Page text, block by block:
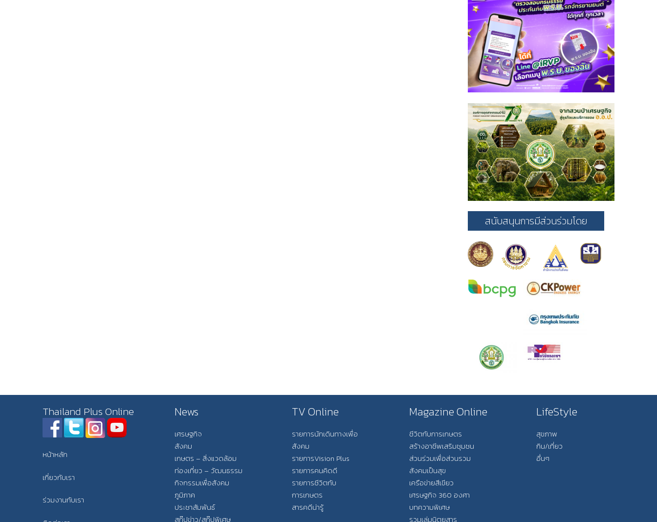
สนับสนุนการมีส่วนร่วมโดย
Thailand Plus Online
หน้าหลัก
เกี่ยวกับเรา
ร่วมงานกับเรา
News
เศรษฐกิจ
สังคม
เกษตร – สิ่งแวดล้อม
ท่องเที่ยว – วัฒนธรรม
กิจกรรมเพื่อสังคม
ภูมิภาค
ประชาสัมพันธ์
สกู๊ปข่าว/สกู๊ปพิเศษ
TV Online
รายการนักเดินทางเพื่อ
สังคม
รายการVision Plus
รายการคนคิดดี
รายการชีวิตกับ
การเกษตร
สารคดีน่ารู้
Magazine Online
ชีวิตกับการเกษตร
สร้างอาชีพเสริมชุมชน
ส่วนร่วมเพื่อส่วนรวม
สังคมเป็นสุข
เครือข่ายสีเขียว
เศรษฐกิจ 360 องศา
บทความพิเศษ
รวมเล่มนิตยสาร
LifeStyle
สุขภาพ
กิน/เที่ยว
อื่นๆ